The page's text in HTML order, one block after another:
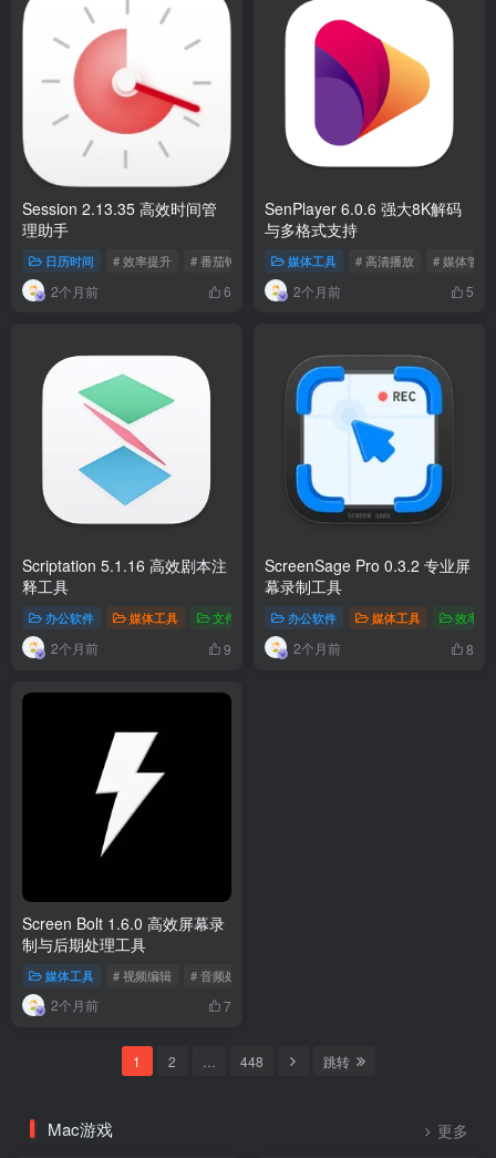
Session 2.13.35 高效时间管
理助手
日历时间 # 效率提升 # 番茄钟 # 时间追踪
2个月前 6
SenPlayer 6.0.6 强大8K解码
与多格式支持
媒体工具 # 高清播放 # 媒体管理
2个月前 5
Scriptation 5.1.16 高效剧本注
释工具
办公软件 媒体工具 文件管理 # 注释工具 # 剧本管理 # 制作软件
2个月前 9
ScreenSage Pro 0.3.2 专业屏
幕录制工具
办公软件 媒体工具 效率工
2个月前 8
Screen Bolt 1.6.0 高效屏幕录
制与后期处理工具
媒体工具 # 视频编辑 # 音频处理
2个月前 7
1 2 448 跳转
Mac游戏 更多